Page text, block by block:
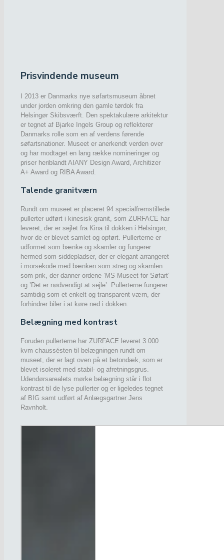
Prisvindende museum
I 2013 er Danmarks nye søfartsmuseum åbnet
under jorden omkring den gamle tørdok fra
Helsingør Skibsværft. Den spektakulære arkitektur
er tegnet af Bjarke Ingels Group og reflekterer
Danmarks rolle som en af verdens førende
søfartsnationer. Museet er anerkendt verden over
og har modtaget en lang række nomineringer og
priser heriblandt AIANY Design Award, Architizer
A+ Award og RIBA Award.
Talende granitværn
Rundt om museet er placeret 94 specialfremstillede
pullerter udført i kinesisk granit, som ZURFACE har
leveret, der er sejlet fra Kina til dokken i Helsingør,
hvor de er blevet samlet og opført. Pullerterne er
udformet som bænke og skamler og fungerer
hermed som siddepladser, der er elegant arrangeret
i morsekode med bænken som streg og skamlen
som prik, der danner ordene ’MS Museet for Søfart’
og ’Det er nødvendigt at sejle’. Pullerterne fungerer
samtidig som et enkelt og transparent værn, der
forhindrer biler i at køre ned i dokken.
Belægning med kontrast
Foruden pullerterne har ZURFACE leveret 3.000
kvm chaussésten til belægningen rundt om
museet, der er lagt oven på et betondæk, som er
blevet isoleret med stabil- og afretningsgrus.
Udendørsarealets mørke belægning står i flot
kontrast til de lyse pullerter og er ligeledes tegnet
af BIG samt udført af Anlægsgartner Jens
Ravnholt.